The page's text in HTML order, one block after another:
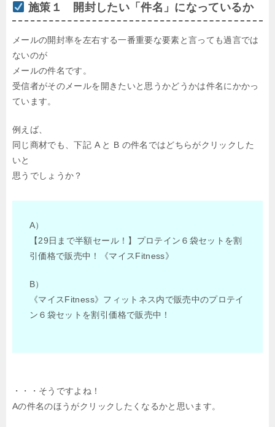
施策１ 開封したい「件名」になっているか
メールの開封率を左右する一番重要な要素と言っても過言では
ないのが
メールの件名です。
受信者がそのメールを開きたいと思うかどうかは件名にかかっ
ています。
例えば、
同じ商材でも、下記 A と B の件名ではどちらがクリックした
いと
思うでしょうか？
A）
【29日まで半額セール！】プロテイン６袋セットを割
引価格で販売中！《マイスFitness》
B）
《マイスFitness》フィットネス内で販売中のプロテイ
ン６袋セットを割引価格で販売中！
・・・そうですよね！
Aの件名のほうがクリックしたくなるかと思います。